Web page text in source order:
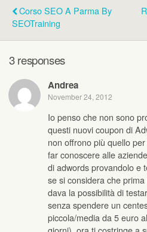
Corso SEO A Parma By
SEOTraining
3 responses
Andrea
November 24, 2012
Io penso che non sono
questi nuovi coupon di
non offrono più quello
far conoscere alle
di adwords provandolo e
se si considera che
dava la possibilità di
senza spendere un
piccola/media da 5 euro